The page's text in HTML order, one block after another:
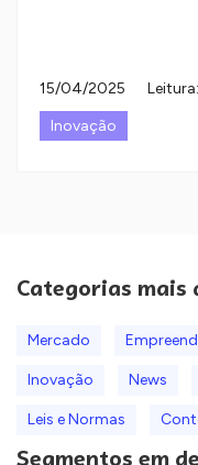
15/04/2025
Inovação
Categorias mais
Mercado
Inovação News
Leis e Normas
Segmentos em